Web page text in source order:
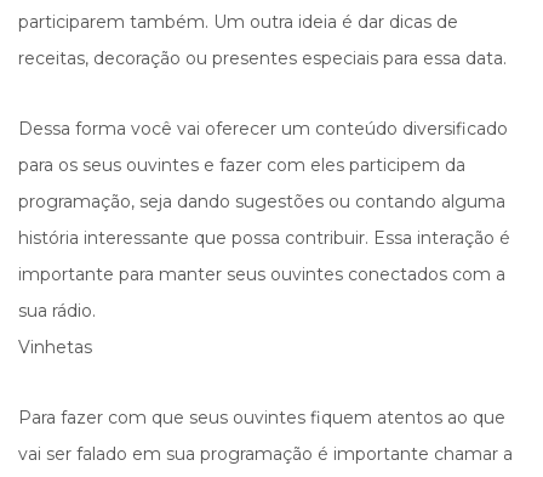
participarem também. Um outra ideia é dar dicas de
receitas, decoração ou presentes especiais para essa data.
Dessa forma você vai oferecer um conteúdo diversificado
para os seus ouvintes e fazer com eles participem da
programação, seja dando sugestões ou contando alguma
história interessante que possa contribuir. Essa interação é
importante para manter seus ouvintes conectados com a
sua rádio.
Vinhetas
Para fazer com que seus ouvintes fiquem atentos ao que
vai ser falado em sua programação é importante chamar a